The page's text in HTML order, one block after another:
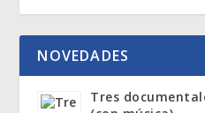
NOVEDADES
Tres